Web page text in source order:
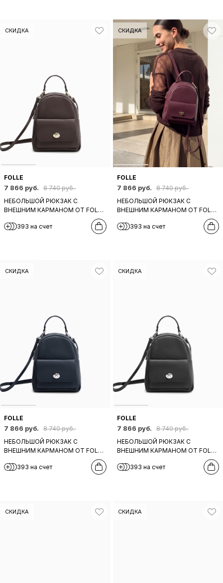
СКИДКА
FOLLE
7 866 руб.
8 740 руб.
НЕБОЛЬШОЙ РЮКЗАК С
ВНЕШНИМ КАРМАНОМ ОТ FOLLE
КОРИЧНЕВОЙ КОЖИ
393 на счет
СКИДКА
FOLLE
7 866 руб.
8 740 руб.
НЕБОЛЬШОЙ РЮКЗАК С
ВНЕШНИМ КАРМАНОМ ОТ FOLLE
ИЗ НАТУРАЛЬНОЙ БОРДОВОЙ
КОЖИ393 на счет
СКИДКА
FOLLE
7 866 руб.
8 740 руб.
НЕБОЛЬШОЙ РЮКЗАК С
ВНЕШНИМ КАРМАНОМ ОТ FOLLE
СИНЕЙ КОЖИ
393 на счет
СКИДКА
FOLLE
7 866 руб.
8 740 руб.
НЕБОЛЬШОЙ РЮКЗАК С
ВНЕШНИМ КАРМАНОМ ОТ FOLLE
КОЖИ393 на счет
СКИДКА СКИДКА